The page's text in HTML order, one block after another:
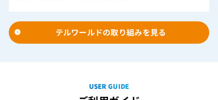
テルワールドの取り組みを見る
USER GUIDE